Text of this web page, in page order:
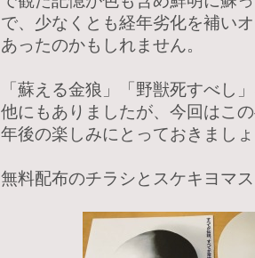
で、少なくとも経年劣化を補い
あったのかもしれません。
「蘇える金狼」「野獣死すべし
他にもありましたが、今回はこ
年後の楽しみにとっておきまし
無料配布のチラシとスケキヨマ